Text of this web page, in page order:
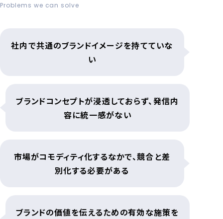
Problems we can solve
社内で共通のブランドイメージを持てていな
い
ブランドコンセプトが浸透しておらず、 発信内
容に統一感がない
市場がコモディティ化するなかで、競合と差
別化する必要がある
ブランドの価値を伝えるための有効な施策を